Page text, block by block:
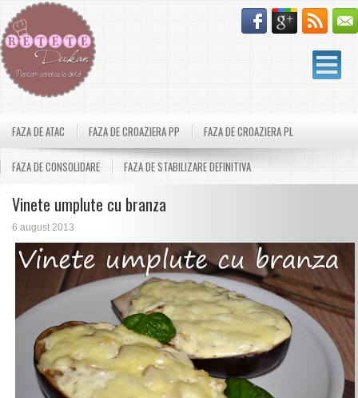
FAZA DE ATAC FAZA DE CROAZIERA PP FAZA DE CROAZIERA PL
FAZA DE CONSOLIDARE FAZA DE STABILIZARE DEFINITIVA
Vinete umplute cu branza
6 august 2013